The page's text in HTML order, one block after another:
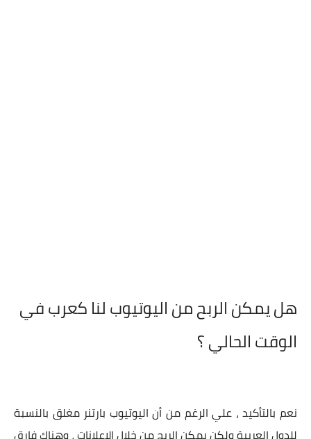
هل يمكن الربح من اليوتيوب لنا كعرب في
الوقت الحالي ؟
نعم بالتأكيد ، علي الرغم من أن اليوتيوب بارتنر مغلق بالنسبة
للدول العربية ولكن يمكن الربح من خلال الاعلانات ، وهناك فارق